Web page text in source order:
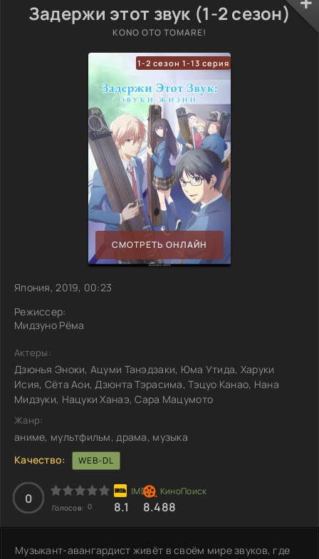
Задержи этот звук (1-2 сезон)
KONO OTO TOMARE!
1-2 сезон 1-13 серия
СМОТРЕТЬ ОНЛАЙН
Япония, 2019, 00:23
Режиссер:
Мидзуно Рёма
Актеры:
Дзюнъя Эноки, Ацуми Танэдзаки, Юма Утида, Харуки
Исия, Сёта Аои, Дзюнта Тэрасима, Тэцуо Канао, Нана
Мидзуки, Нацуки Ханаэ, Сара Мацумото
Жанр:
аниме, мультфильм, драма, музыка
Качество:
WEB-DL
0
Голосов: 0 8.1 8.488
Музыкант-авангардист живёт в своём мире звуков, где